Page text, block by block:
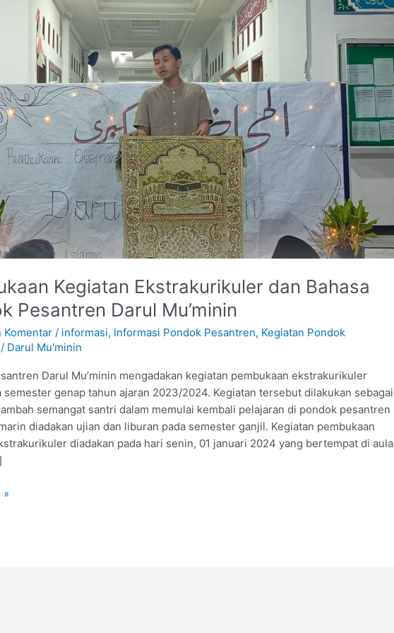
Kegiatan Ekstrakurikuler dan Bahasa
Pesantren Darul Mu’minin
Komentar / informasi, Informasi Pondok Pesantren, Kegiatan Pondok
/ Darul Mu'minin
Darul Mu’minin mengadakan kegiatan pembukaan ekstrakurikuler
semester genap tahun ajaran 2023/2024. Kegiatan tersebut dilakukan sebagai
semangat santri dalam memulai kembali pelajaran di pondok pesantren
diadakan ujian dan liburan pada semester ganjil. Kegiatan pembukaan
diadakan pada hari senin, 01 januari 2024 yang bertempat di aula
»